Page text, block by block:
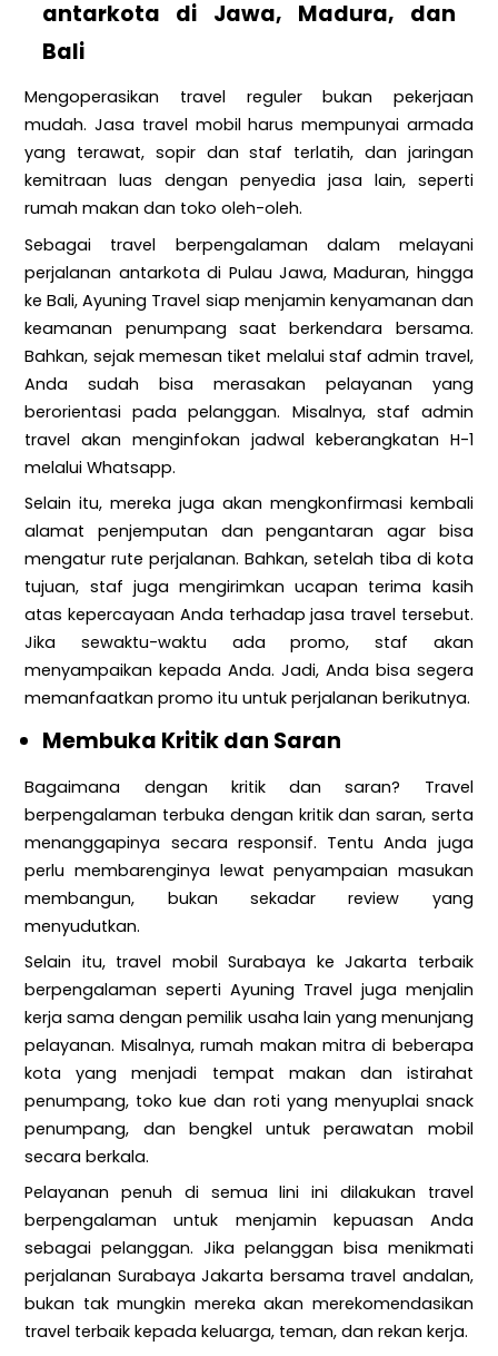
antarkota di Jawa, Madura, dan
Bali
Mengoperasikan travel reguler bukan pekerjaan
mudah. Jasa travel mobil harus mempunyai armada
yang terawat, sopir dan staf terlatih, dan jaringan
kemitraan luas dengan penyedia jasa lain, seperti
rumah makan dan toko oleh-oleh.
Sebagai travel berpengalaman dalam melayani
perjalanan antarkota di Pulau Jawa, Maduran, hingga
ke Bali, Ayuning Travel siap menjamin kenyamanan dan
keamanan penumpang saat berkendara bersama.
Bahkan, sejak memesan tiket melalui staf admin travel,
Anda sudah bisa merasakan pelayanan yang
berorientasi pada pelanggan. Misalnya, staf admin
travel akan menginfokan jadwal keberangkatan H-1
melalui Whatsapp.
Selain itu, mereka juga akan mengkonfirmasi kembali
alamat penjemputan dan pengantaran agar bisa
mengatur rute perjalanan. Bahkan, setelah tiba di kota
tujuan, staf juga mengirimkan ucapan terima kasih
atas kepercayaan Anda terhadap jasa travel tersebut.
Jika sewaktu-waktu ada promo, staf akan
menyampaikan kepada Anda. Jadi, Anda bisa segera
memanfaatkan promo itu untuk perjalanan berikutnya.
Membuka Kritik dan Saran
Bagaimana dengan kritik dan saran? Travel
berpengalaman terbuka dengan kritik dan saran, serta
menanggapinya secara responsif. Tentu Anda juga
perlu membarenginya lewat penyampaian masukan
membangun, bukan sekadar review yang
menyudutkan.
Selain itu, travel mobil Surabaya ke Jakarta terbaik
berpengalaman seperti Ayuning Travel juga menjalin
kerja sama dengan pemilik usaha lain yang menunjang
pelayanan. Misalnya, rumah makan mitra di beberapa
kota yang menjadi tempat makan dan istirahat
penumpang, toko kue dan roti yang menyuplai snack
penumpang, dan bengkel untuk perawatan mobil
secara berkala.
Pelayanan penuh di semua lini ini dilakukan travel
berpengalaman untuk menjamin kepuasan Anda
sebagai pelanggan. Jika pelanggan bisa menikmati
perjalanan Surabaya Jakarta bersama travel andalan,
bukan tak mungkin mereka akan merekomendasikan
travel terbaik kepada keluarga, teman, dan rekan kerja.